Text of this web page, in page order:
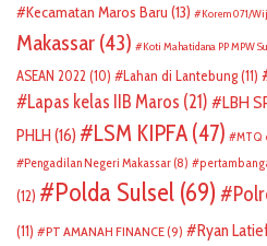
Kecamatan Maros Baru (13) Korem 071/
Makassar (43) Koti Mahatidana PP MPW
ASEAN 2022 (10) Lahan di Lantebung(11)
Lapas kelas IIB Maros (21) LBH
PHLH (16) LSM KIPFA (47) MTQ
Pengadilan Negeri Makassar (8)
(12)
Polda Sulsel (69)
(11)
PT AMANAH FINANCE(9) Ryan